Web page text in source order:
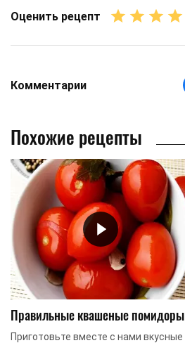
Оценить рецепт
Комментарии
Похожие рецепты
Правильные квашеные помидоры
Приготовьте вместе с нами вкусные